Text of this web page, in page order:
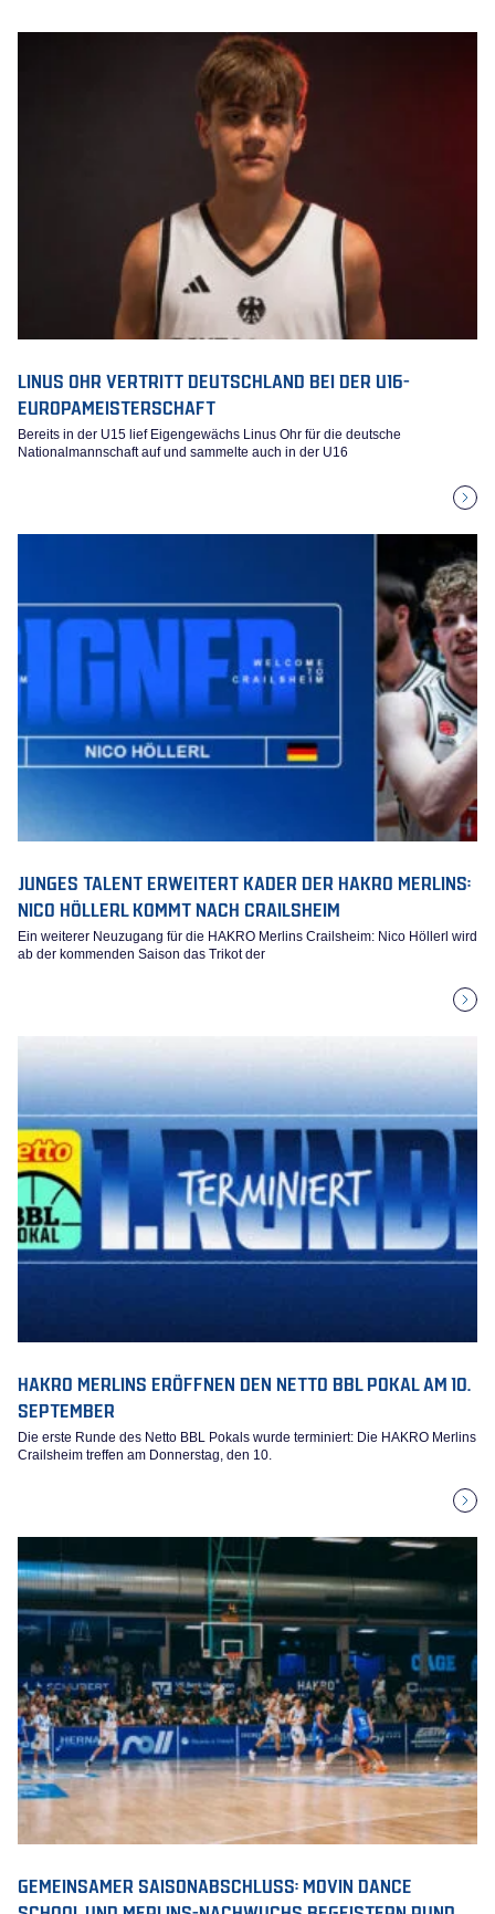
LINUS OHR VERTRITT DEUTSCHLAND BEI DER U16-
EUROPAMEISTERSCHAFT
Bereits in der U15 lief Eigengewächs Linus Ohr für die deutsche
Nationalmannschaft auf und sammelte auch in der U16
JUNGES TALENT ERWEITERT KADER DER HAKRO MERLINS:
NICO HÖLLERL KOMMT NACH CRAILSHEIM
Ein weiterer Neuzugang für die HAKRO Merlins Crailsheim: Nico Höllerl wird
ab der kommenden Saison das Trikot der
HAKRO MERLINS ERÖFFNEN DEN NETTO BBL POKAL AM 10.
SEPTEMBER
Die erste Runde des Netto BBL Pokals wurde terminiert: Die HAKRO Merlins
Crailsheim treffen am Donnerstag, den 10.
GEMEINSAMER SAISONABSCHLUSS: MOVIN DANCE